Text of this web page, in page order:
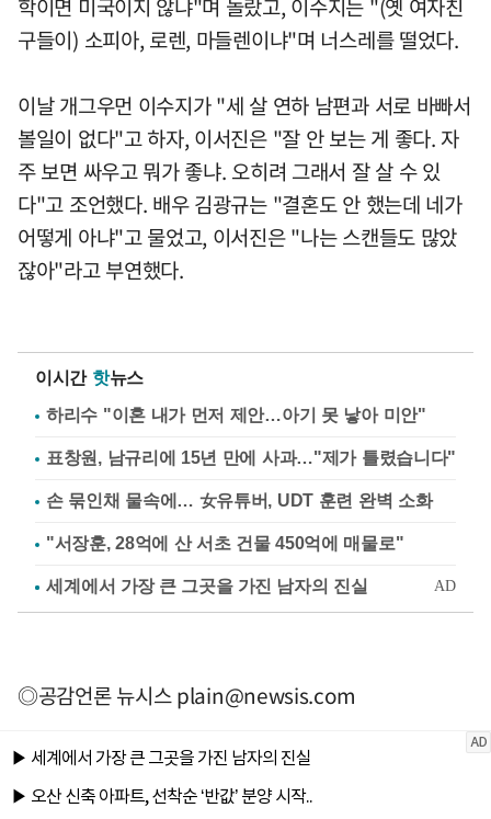
학이면 미국이지 않냐"며 놀랐고, 이수지는 "(옛 여자친
구들이) 소피아, 로렌, 마들렌이냐"며 너스레를 떨었다.
이날 개그우먼 이수지가 "세 살 연하 남편과 서로 바빠서
볼일이 없다"고 하자, 이서진은 "잘 안 보는 게 좋다. 자
주 보면 싸우고 뭐가 좋냐. 오히려 그래서 잘 살 수 있
다"고 조언했다. 배우 김광규는 "결혼도 안 했는데 네가
어떻게 아냐"고 물었고, 이서진은 "나는 스캔들도 많았
잖아"라고 부연했다.
이시간 핫뉴스
하리수 "이혼 내가 먼저 제안…아기 못 낳아 미안"
표창원, 남규리에 15년 만에 사과…"제가 틀렸습니다"
손 묶인채 물속에… 女유튜버, UDT 훈련 완벽 소화
"서장훈, 28억에 산 서초 건물 450억에 매물로"
◎공감언론 뉴시스plain@newsis.com